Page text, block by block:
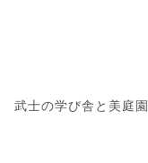
武士の学び舎と美庭園